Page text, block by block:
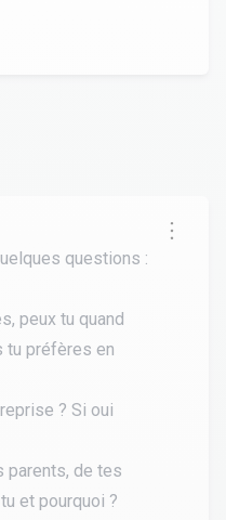
questions :
peux tu quand
tu préfères en
? Si oui
parents, de tes
et pourquoi ?